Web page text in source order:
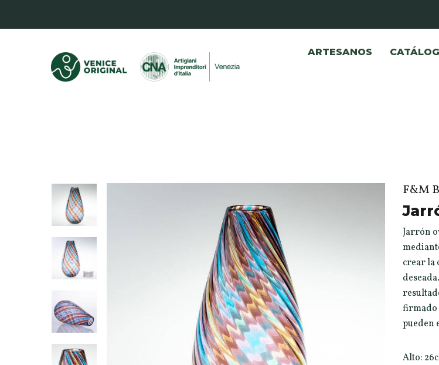
ARTESANOS
F&M
Jarrón
crear la
firmado
pueden
Alto: